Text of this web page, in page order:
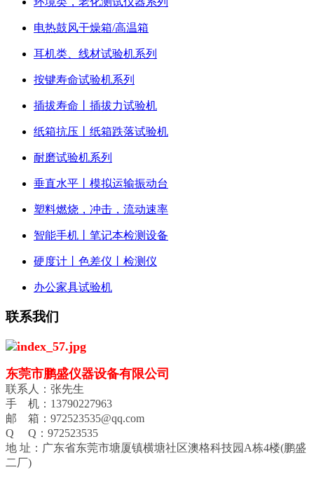
电热鼓风干燥箱/高温箱
耳机类、线材试验机系列
按键寿命试验机系列
插拔寿命丨插拔力试验机
纸箱抗压丨纸箱跌落试验机
耐磨试验机系列
垂直水平丨模拟运输振动台
塑料燃烧，冲击，流动速率
智能手机丨笔记本检测设备
硬度计丨色差仪丨检测仪
办公家具试验机
联系我们
东莞市鹏盛仪器设备有限公司
联系人：张先生
手 机：13790227963
邮 箱：972523535@qq.com
Q Q：972523535
地 址：广东省东莞市塘厦镇横塘社区澳格科技园A栋4楼(鹏盛
二厂)